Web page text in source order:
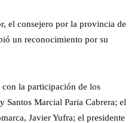
el consejero por la provincia de
un reconocimiento por su
la participación de los
Santos Marcial Paria Cabrera; el
Javier Yufra; el presidente